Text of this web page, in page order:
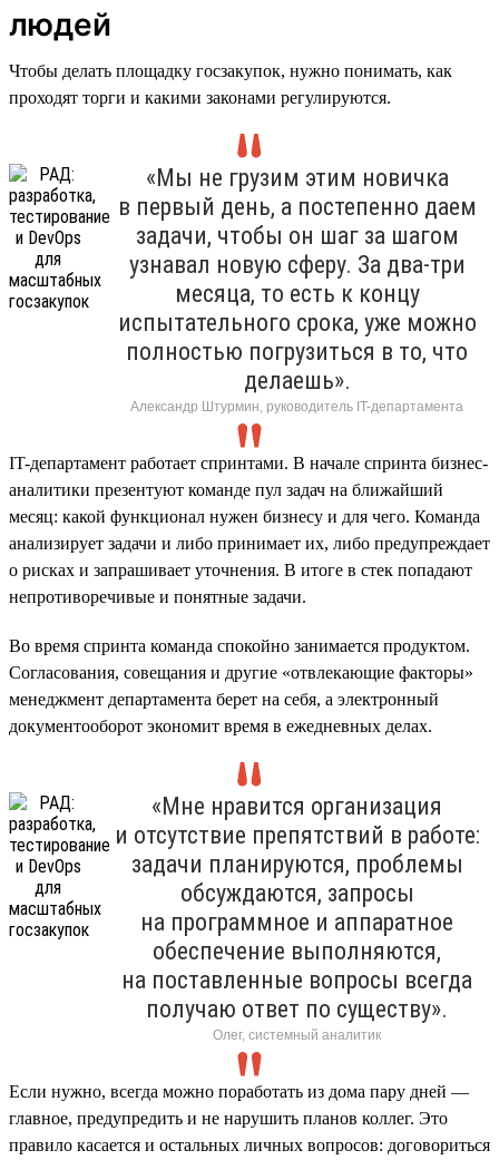
людей
Чтобы делать площадку госзакупок, нужно понимать, как
проходят торги и какими законами регулируются.
«Мы не грузим этим новичка
в первый день, а постепенно даем
задачи, чтобы он шаг за шагом
узнавал новую сферу. За два-три
месяца, то есть к концу
испытательного срока, уже можно
полностью погрузиться в то, что
делаешь».
Александр Штурмин, руководитель IT-департамента
IT-департамент работает спринтами. В начале спринта бизнес-
аналитики презентуют команде пул задач на ближайший
месяц: какой функционал нужен бизнесу и для чего. Команда
анализирует задачи и либо принимает их, либо предупреждает
о рисках и запрашивает уточнения. В итоге в стек попадают
непротиворечивые и понятные задачи.
Во время спринта команда спокойно занимается продуктом.
Согласования, совещания и другие «отвлекающие факторы»
менеджмент департамента берет на себя, а электронный
документооборот экономит время в ежедневных делах.
«Мне нравится организация
и отсутствие препятствий в работе:
задачи планируются, проблемы
обсуждаются, запросы
на программное и аппаратное
обеспечение выполняются,
на поставленные вопросы всегда
получаю ответ по существу».
Олег, системный аналитик
Если нужно, всегда можно поработать из дома пару дней —
главное, предупредить и не нарушить планов коллег. Это
правило касается и остальных личных вопросов: договориться